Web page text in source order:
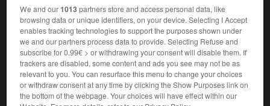
OliviaRuiz
Chanteuse française de variétés (Carcassonne 1980).
Issue d’une famille de musiciens, Olivia Ruiz est très tôt
We and our1013partners store and access personal data, like
browsing data or unique identifiers, on your device. Selecting I Accept
enables tracking technologies to support the purposes shown under
we and our partners process data to provide. Selecting Refuse and
subscribe for 0.99€ > or withdrawing your consent will disable them. If
trackers are disabled, some content and ads you see may not be as
relevant to you. You can resurface this menu to change your choices
or withdraw consent at any time by clicking the Show Purposes link on
the bottom of the webpage. Your choices will have effect within our